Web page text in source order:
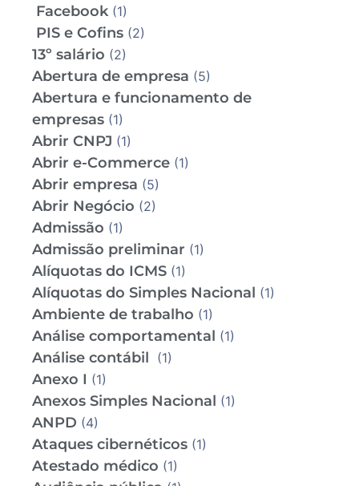
Facebook(1)
PIS e Cofins (2)
13º salário (2)
Abertura de empresa (5)
Abertura e funcionamento de
empresas (1)
Abrir CNPJ (1)
Abrir e-Commerce (1)
Abrir empresa (5)
Abrir Negócio (2)
Admissão (1)
Admissão preliminar (1)
Alíquotas do ICMS (1)
Alíquotas do Simples Nacional (1)
Ambiente de trabalho (1)
Análise comportamental (1)
Análise contábil (1)
Anexo I (1)
Anexos Simples Nacional (1)
ANPD (4)
Ataques cibernéticos (1)
Atestado médico (1)